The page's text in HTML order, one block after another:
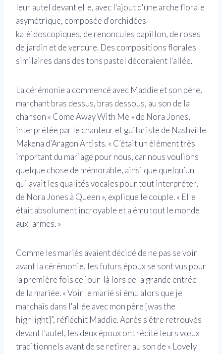
leur autel devant elle, avec l'ajout d'une arche florale
asymétrique, composée d'orchidées
kaléidoscopiques, de renoncules papillon, de roses
de jardin et de verdure. Des compositions florales
similaires dans des tons pastel décoraient l'allée.
La cérémonie a commencé avec Maddie et son père,
marchant bras dessus, bras dessous, au son de la
chanson « Come Away With Me » de Nora Jones,
interprétée par le chanteur et guitariste de Nashville
Makena d’Aragon Artists. « C’était un élément très
important du mariage pour nous, car nous voulions
quelque chose de mémorable, ainsi que quelqu’un
qui avait les qualités vocales pour tout interpréter,
de Nora Jones à Queen », explique le couple. « Elle
était absolument incroyable et a ému tout le monde
aux larmes. »
Comme les mariés avaient décidé de ne pas se voir
avant la cérémonie, les futurs époux se sont vus pour
la première fois ce jour-là lors de la grande entrée
de la mariée. « Voir le marié si ému alors que je
marchais dans l'allée avec mon père [was the
highlight]”, réfléchit Maddie. Après s'être retrouvés
devant l'autel, les deux époux ont récité leurs vœux
traditionnels avant de se retirer au son de « Lovely